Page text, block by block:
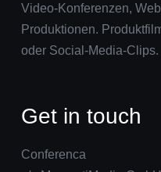
Video-Konferenzen,
Produktionen.
oder Social-Media-Clips.
Get in touch
Conferenca